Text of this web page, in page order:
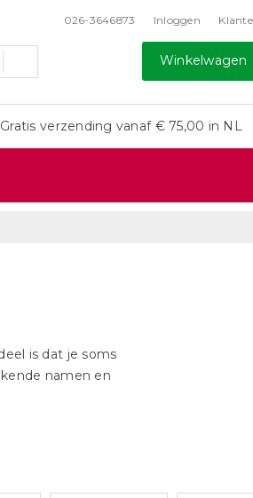
026-3646873 Inloggen
Winkelwagen
Gratis verzending vanaf € 75,00 in NL
is dat je soms
namen en